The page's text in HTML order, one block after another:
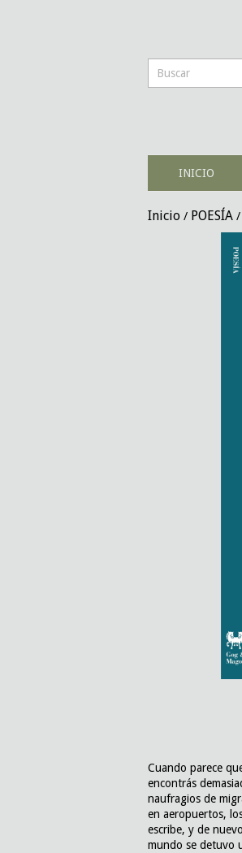
INICIO
Inicio / POESÍA /
Cuando parece
encontrás
naufragios de
en aeropuertos,
escribe, y de
mundo se detuvo